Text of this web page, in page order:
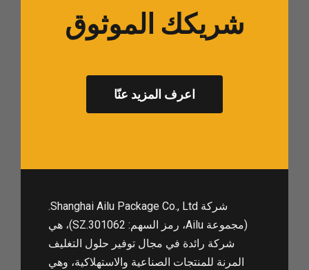
شريكك الموثوق
اعرف المزيد عنّا
شركة Shanghai Ailu Package Co., Ltd.
(مجموعة Ailu، رمز السهم: 301062.SZ)، هي
شركة رائدة في مجال توفير حلول التغليف
المرنة للمنتجات الصناعية والاستهلاكية، وهي